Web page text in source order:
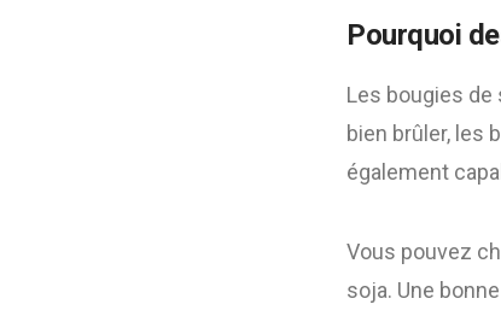
Pourquoi
Les bougies de
bien brûler, les
également
Vous pouvez
soja. Une